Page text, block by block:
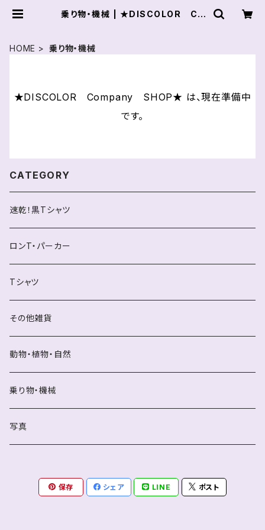
乗り物・機械 | ★DISCOLOR Co
HOME 乗り物・機械
★DISCOLOR Company SHOP★ は、現在準備中
です。
CATEGORY
速乾！黒Tシャツ
ロンT・パーカー
Tシャツ
その他雑貨
動物・植物・自然
乗り物・機械
写真
保存 シェア LINE ポスト